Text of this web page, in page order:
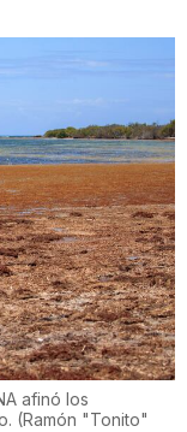
afinó los
(Ramón "Tonito"